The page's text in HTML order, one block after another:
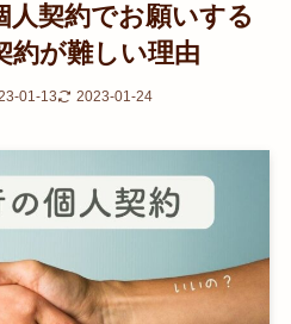
人契約でお願いする
約が難しい理由
01-13 2023-01-24